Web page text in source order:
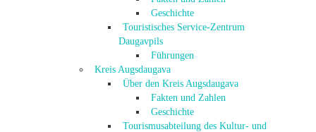
Geschichte
Touristisches Service-Zentrum
Daugavpils
Führungen
Kreis Augsdaugava
Über den Kreis Augsdaugava
Fakten und Zahlen
Geschichte
Tourismusabteilung des Kultur- und